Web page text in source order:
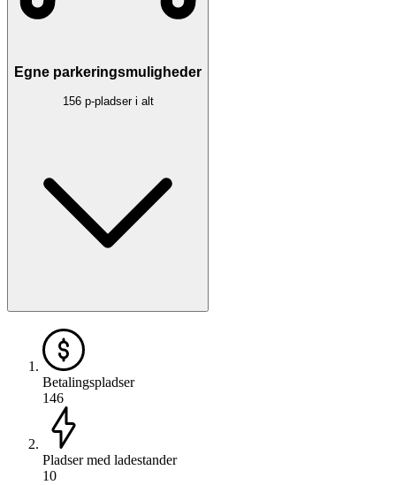
Egne parkeringsmuligheder
156 p-pladser i alt
Betalingspladser
146
Pladser med ladestander
10